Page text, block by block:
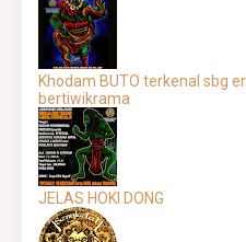
Khodam BUTO terkenal sbg
bertiwikrama
JELAS HOKI DONG